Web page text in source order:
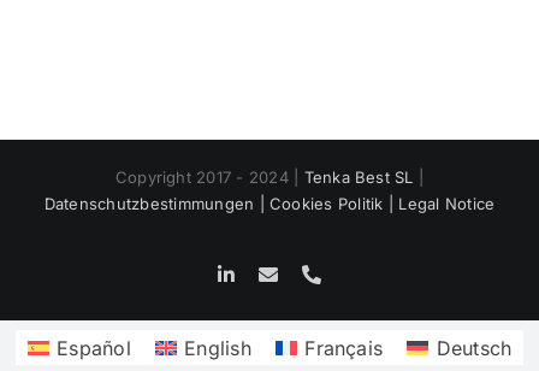
Copyright 2017 - 2024 | Tenka Best SL
Datenschutzbestimmungen |Cookies Politik | Legal Notice
LinkedIn
EmailPhone
Español English Français Deutsch